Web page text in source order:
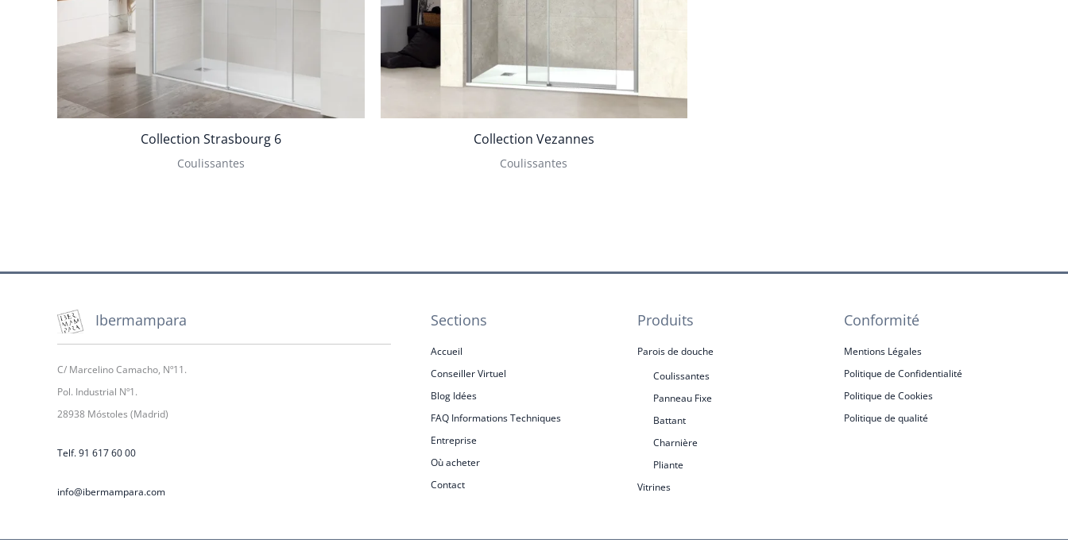
Collection Strasbourg 6
Coulissantes
Collection Vezannes
Coulissantes
Ibermampara
C/ Marcelino Camacho, Nº11.
Pol. Industrial Nº1.
28938 Móstoles (Madrid)
Telf. 91 617 60 00
info@ibermampara.com
Sections
Accueil
Conseiller Virtuel
Blog Idées
FAQ Informations Techniques
Entreprise
Où acheter
Contact
Produits
Parois de douche
Coulissantes
Panneau Fixe
Battant
Charnière
Pliante
Vitrines
Conformité
Mentions Légales
Politique de Confidentialité
Politique de Cookies
Politique de qualité